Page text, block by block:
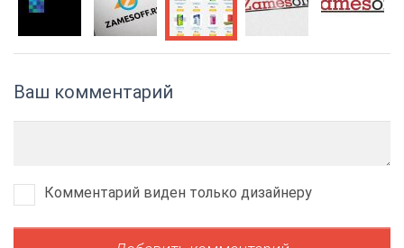
Ваш комментарий
Комментарий виден только дизайнеру